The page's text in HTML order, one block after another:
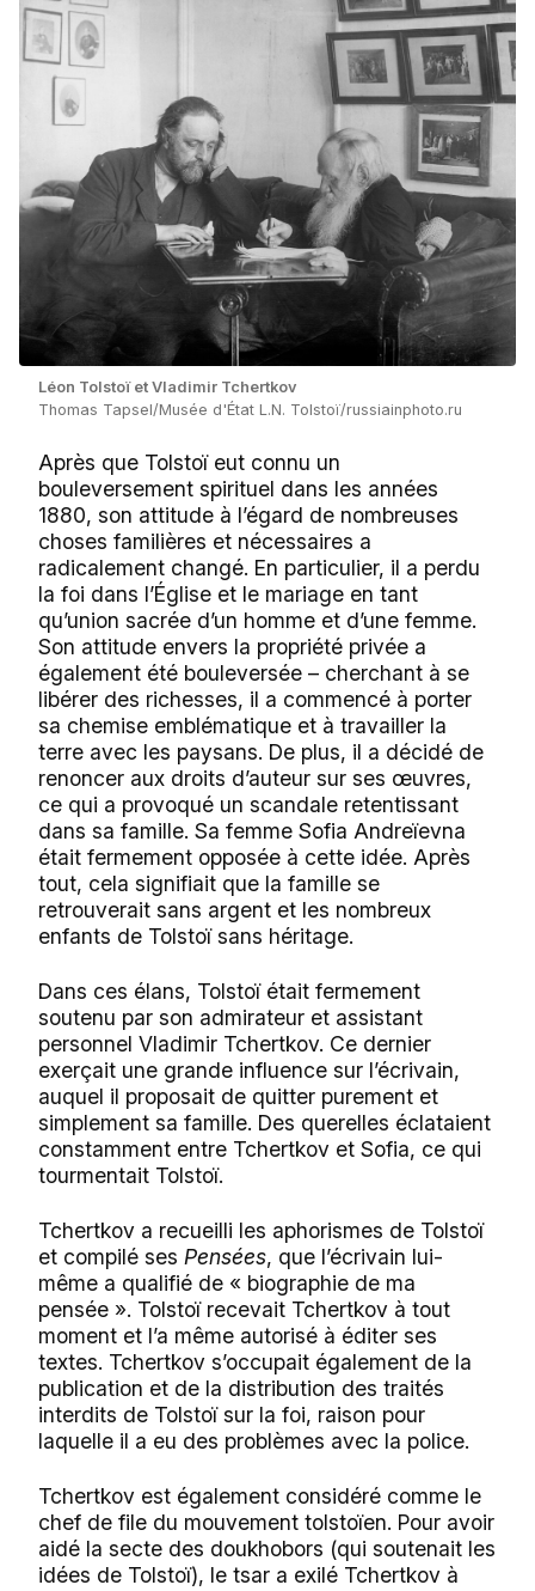
Léon Tolstoï et Vladimir Tchertkov
Thomas Tapsel/Musée d'État L.N. Tolstoï/russiainphoto.ru
Après que Tolstoï eut connu un
bouleversement spirituel dans les années
1880, son attitude à l’égard de nombreuses
choses familières et nécessaires a
radicalement changé. En particulier, il a perdu
la foi dans l’Église et le mariage en tant
qu’union sacrée d’un homme et d’une femme.
Son attitude envers la propriété privée a
également été bouleversée – cherchant à se
libérer des richesses, il a commencé à porter
sa chemise emblématique et à travailler la
terre avec les paysans. De plus, il a décidé de
renoncer aux droits d’auteur sur ses œuvres,
ce qui a provoqué un scandale retentissant
dans sa famille. Sa femme Sofia Andreïevna
était fermement opposée à cette idée. Après
tout, cela signifiait que la famille se
retrouverait sans argent et les nombreux
enfants de Tolstoï sans héritage.
Dans ces élans, Tolstoï était fermement
soutenu par son admirateur et assistant
personnel Vladimir Tchertkov. Ce dernier
exerçait une grande influence sur l’écrivain,
auquel il proposait de quitter purement et
simplement sa famille. Des querelles éclataient
constamment entre Tchertkov et Sofia, ce qui
tourmentait Tolstoï.
Tchertkov a recueilli les aphorismes de Tolstoï
et compilé ses Pensées, que l’écrivain lui-
même a qualifié de « biographie de ma
pensée ». Tolstoï recevait Tchertkov à tout
moment et l’a même autorisé à éditer ses
textes. Tchertkov s’occupait également de la
publication et de la distribution des traités
interdits de Tolstoï sur la foi, raison pour
laquelle il a eu des problèmes avec la police.
Tchertkov est également considéré comme le
chef de file du mouvement tolstoïen. Pour avoir
aidé la secte des doukhobors (qui soutenait les
idées de Tolstoï), le tsar a exilé Tchertkov à